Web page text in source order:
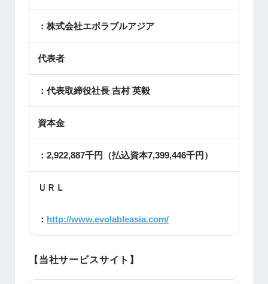
：株式会社エボラブルアジア
代表者
：代表取締役社長 吉村 英毅
資本金
：2,922,887千円（払込資本7,399,446千円）
ＵＲＬ
： http://www.evolableasia.com/
【当社サービスサイト】